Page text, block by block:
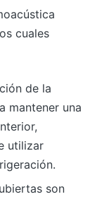
cuales
de la
mantener una
utilizar
son